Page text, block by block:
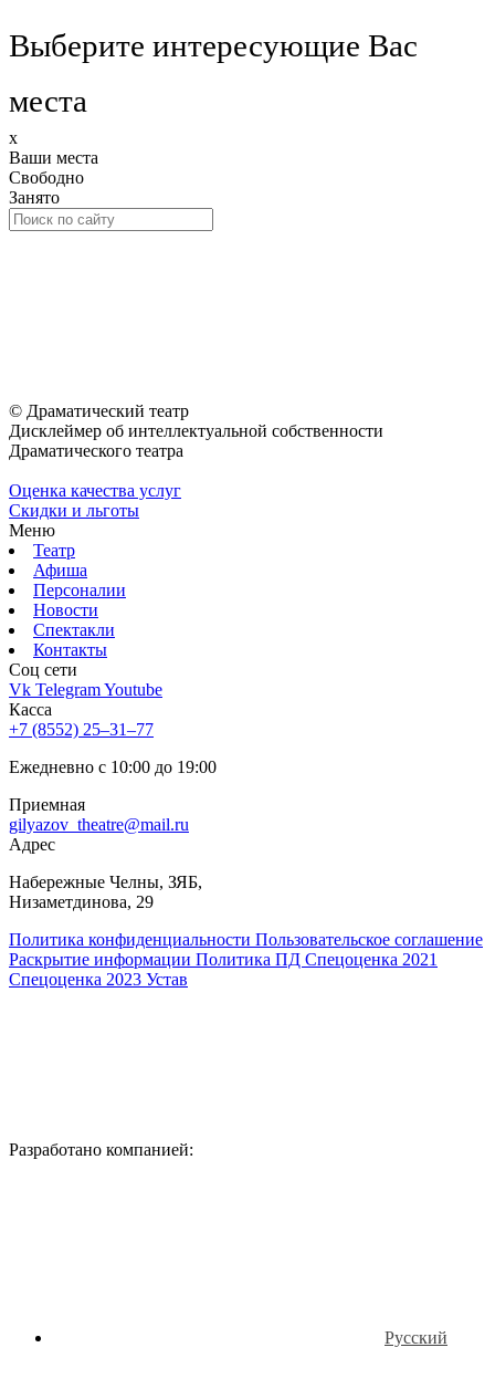
Выберите интересующие Вас
места
x
Ваши места
Свободно
Занято
© Драматический театр
Дисклеймер об интеллектуальной собственности
Драматического театра
Оценка качества услуг
Скидки и льготы
Меню
Театр
Афиша
Персоналии
Новости
Спектакли
Контакты
Соц cети
Vk TelegramYoutube
Касса
+7 (8552) 25‒31‒77
Ежедневно с 10:00 до 19:00
Приемная
gilyazov_theatre@mail.ru
Адрес
​Набережные Челны, ЗЯБ,
Низаметдинова, 29
Политика конфиденциальности Пользовательское соглашение
Раскрытие информации Политика ПД Спецоценка 2021
Спецоценка 2023 Устав
Разработано компанией:
Русский